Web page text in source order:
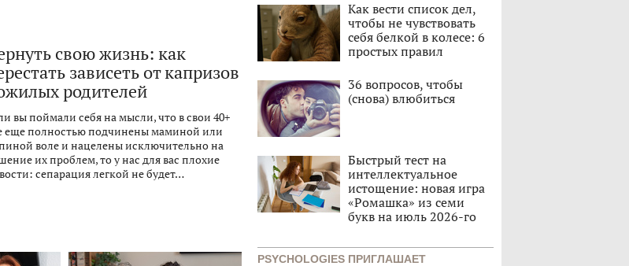
свою жизнь: как
зависеть от капризов
родителей
вы поймали себя на мысли, что в свои 40+
еще полностью подчинены маминой или
воле и нацелены исключительно на
их проблем, то у нас для вас плохие
сепарация легкой не будет…
Как вести список дел,
чтобы не чувствовать
себя белкой в колесе: 6
простых правил
36 вопросов, чтобы
(снова) влюбиться
Быстрый тест на
интеллектуальное
истощение: новая игра
«Ромашка» из семи
букв на июль 2026-го
PSYCHOLOGIES ПРИГЛАШАЕТ